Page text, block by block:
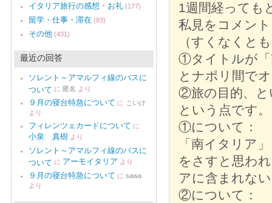
1週間経っても
私見をコメン
（すくなくと
①タイトルが「
とナポリ間で
②旅の目的、と
という点です。
①について：
「南イタリア
をさすと思わ
アに含まれな
②について：
イタリア旅行の感想・お礼 (177)
留学・仕事・滞在 (83)
その他 (431)
最近の回答
ソレント～アマルフィ線のバスに
ついて に 匿名 より
９月の寝台特急について に こいけ
より
フィレンツェカードについて に
小泉 真樹 より
ソレント～アマルフィ線のバスに
ついて に アーモイタリア より
９月の寝台特急について に sawa
より